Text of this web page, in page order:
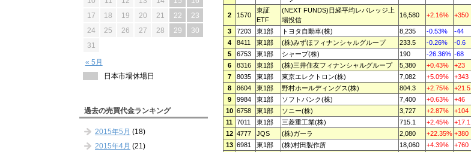
2 1570
東証
ETF
(NEXT FUNDS)日経平均レバレッジ上
場投信
16,580 +2.16% +350
3 7203 東1部 トヨタ自動車(株) 8,235 -0.53% -44
4
8411 東1部 (株)みずほフィナンシャルグループ 233.5 -0.26% -0.6
5
6753 東1部 シャープ(株) 190 -26.36% -68
6
8316 東1部 (株)三井住友フィナンシャルグループ 5,380 +0.43% +23
7
8035 東1部 東京エレクトロン(株) 7,082 +5.09% +343
8
8604 東1部 野村ホールディングス(株) 804.3 +2.75% +21.5
9
9984 東1部 ソフトバンク(株) 7,400 +0.63% +46
10 6758 東1部 ソニー(株) 3,727 +2.87% +104
11 7011 東1部 三菱重工業(株) 715.1 +2.45% +17.1
12 4777 JQS (株)ガーラ 2,080 +22.35% +380
13 6981 東1部 (株)村田製作所 18,060 +4.39% +760
« 5月
17
18 19 20 21 22
23
24
25 26 27 28 29
30
31
日本市場休場日
過去の売買代金ランキング
2015年5月 (18)
2015年4月 (21)